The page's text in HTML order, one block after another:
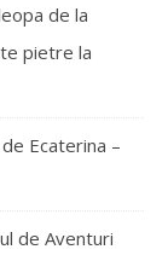
de la
pietre la
Ecaterina –
de Aventuri